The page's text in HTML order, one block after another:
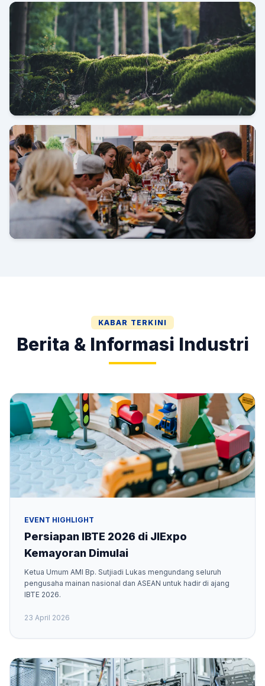
Pameran JIExpo Kemayoran
Kunjungan Kerja Shantou China
KABAR TERKINI
Berita & Informasi Industri
EVENT HIGHLIGHT
Persiapan IBTE 2026 di JIExpo
Kemayoran Dimulai
Ketua Umum AMI Bp. Sutjiadi Lukas mengundang seluruh
pengusaha mainan nasional dan ASEAN untuk hadir di ajang
IBTE 2026.
23 April 2026